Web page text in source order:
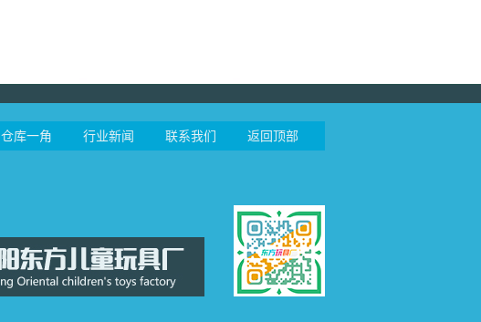
仓库一角 行业新闻 联系我们
返回顶部